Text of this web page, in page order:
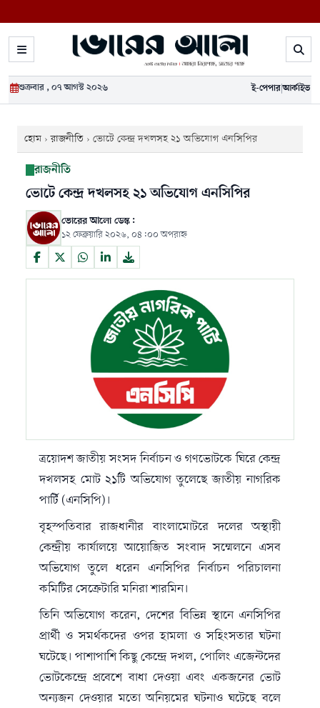
শুক্রবার , ০৭ আগস্ট ২০২৬ ই-পেপার|আর্কাইভ
হোম ›রাজনীতি › ভোটে কেন্দ্র দখলসহ ২১ অভিযোগ এনসিপির
রাজনীতি
ভোটে কেন্দ্র দখলসহ ২১ অভিযোগ এনসিপির
ভোরের আলো ডেস্ক:
১২ ফেব্রুয়ারি ২০২৬, ০৪:০০ অপরাহ্ন
ত্রয়োদশ জাতীয় সংসদ নির্বাচন ও গণভোটকে ঘিরে কেন্দ্র
দখলসহ মোট ২১টি অভিযোগ তুলেছে জাতীয় নাগরিক
পার্টি (এনসিপি)।
বৃহস্পতিবার রাজধানীর বাংলামোটরে দলের অস্থায়ী
কেন্দ্রীয় কার্যালয়ে আয়োজিত সংবাদ সম্মেলনে এসব
অভিযোগ তুলে ধরেন এনসিপির নির্বাচন পরিচালনা
কমিটির সেক্রেটারি মনিরা শারমিন।
তিনি অভিযোগ করেন, দেশের বিভিন্ন স্থানে এনসিপির
প্রার্থী ও সমর্থকদের ওপর হামলা ও সহিংসতার ঘটনা
ঘটেছে। পাশাপাশি কিছু কেন্দ্রে দখল, পোলিং এজেন্টদের
ভোটকেন্দ্রে প্রবেশে বাধা দেওয়া এবং একজনের ভোট
অন্যজন দেওয়ার মতো অনিয়মের ঘটনাও ঘটেছে বলে